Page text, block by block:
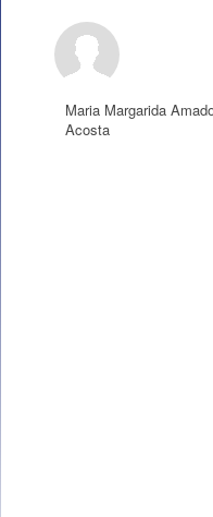
Maria Margarida
Acosta